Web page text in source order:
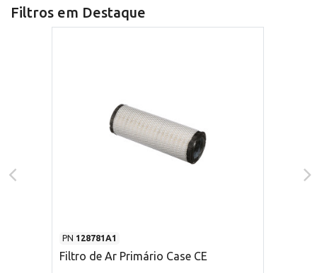
Filtros em Destaque
PN 128781A1
Filtro de Ar Primário Case CE